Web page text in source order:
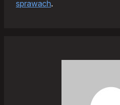
sprawach.